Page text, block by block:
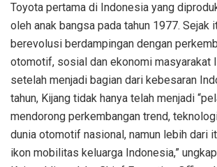
Toyota pertama di Indonesia yang
oleh anak bangsa pada tahun 1977. Sejak
berevolusi berdampingan dengan
otomotif, sosial dan ekonomi masyarakat
setelah menjadi bagian dari kebesaran
tahun, Kijang tidak hanya telah menjadi
mendorong perkembangan trend,
dunia otomotif nasional, namun lebih dari
ikon mobilitas keluarga Indonesia,”